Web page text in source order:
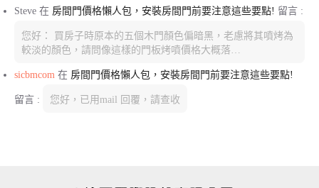
Steve 在 房間門價格懶人包，安裝房間門前要注意這些要點! 留言 :
您好： 買房子時原本的五個木門顏色偏暗黑，老慮將其噴烤為
較淡的顏色，請問像這樣的門板烤噴價格大概落…
sicbmcom 在 房間門價格懶人包，安裝房間門前要注意這些要點!
留言 : 您好，已用mail 回覆，請查收